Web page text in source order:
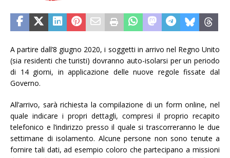
A partire dall’8 giugno 2020, i soggetti in arrivo nel Regno Unito
(sia residenti che turisti) dovranno auto-isolarsi per un periodo
di 14 giorni, in applicazione delle nuove regole fissate dal
Governo.
All’arrivo, sarà richiesta la compilazione di un form online, nel
quale indicare i propri dettagli, compresi il proprio recapito
telefonico e l’indirizzo presso il quale si trascorreranno le due
settimane di isolamento. Alcune persone non sono tenute a
fornire tali dati, ad esempio coloro che partecipano a missioni